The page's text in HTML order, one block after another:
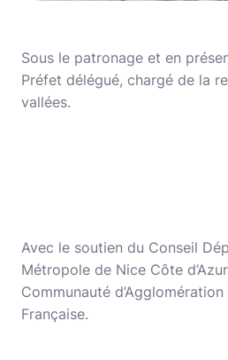
Sous le patronage et en
Préfet délégué, chargé de la
vallées.
Avec le soutien du Conseil
Métropole de Nice Côte
Communauté
Française.